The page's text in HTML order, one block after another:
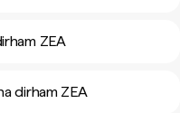
ZEA
dirham ZEA